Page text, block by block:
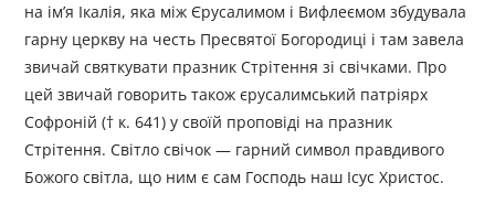
на ім’я Ікалія, яка між Єрусалимом і Вифлеємом збудувала
гарну церкву на честь Пресвятої Богородиці і там завела
звичай святкувати празник Стрітення зі свічками. Про
цей звичай говорить також єрусалимський патріярх
Софроній († к. 641) у своїй проповіді на празник
Стрітення. Світло свічок — гарний символ правдивого
Божого світла, що ним є сам Господь наш Ісус Христос.